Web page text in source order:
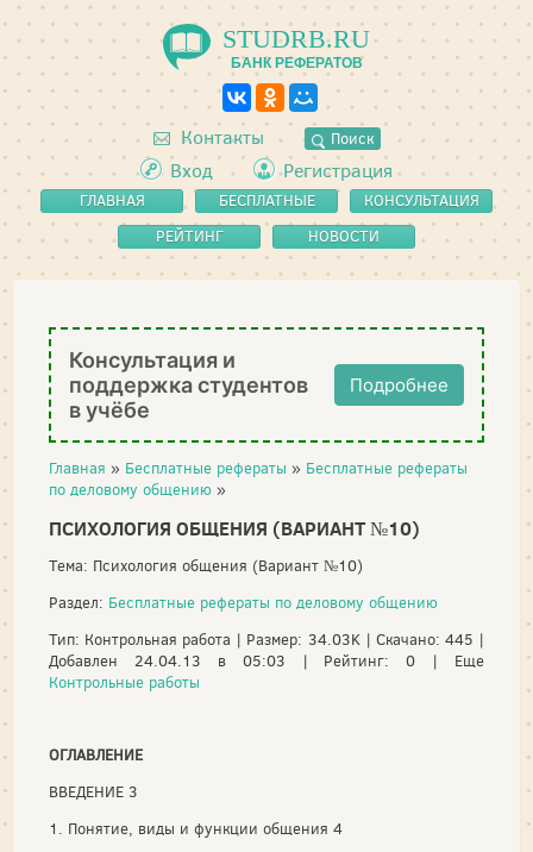
STUDRB.RU
БАНК РЕФЕРАТОВ
Контакты Поиск
Вход Регистрация
ГЛАВНАЯ
БЕСПЛАТНЫЕ
РЕФЕРАТЫ
КОНСУЛЬТАЦИЯ
РЕЙТИНГ
НОВОСТИ
Консультация и
поддержка студентов
в учёбе
Подробнее
Главная » Бесплатные рефераты » Бесплатные рефераты
по деловому общению »
ПСИХОЛОГИЯ ОБЩЕНИЯ (ВАРИАНТ №10)
Тема: Психология общения (Вариант №10)
Раздел: Бесплатные рефераты по деловому общению
Тип: Контрольная работа | Размер: 34.03K | Скачано: 445 |
Добавлен 24.04.13 в 05:03 | Рейтинг: 0 | Еще
Контрольные работы
ОГЛАВЛЕНИЕ
ВВЕДЕНИЕ 3
1. Понятие, виды и функции общения 4